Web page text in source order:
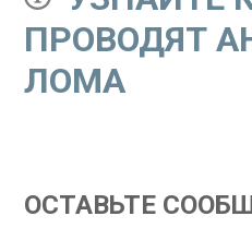
ПРОВОДЯТ
ЛОМА
ОСТАВЬТЕ